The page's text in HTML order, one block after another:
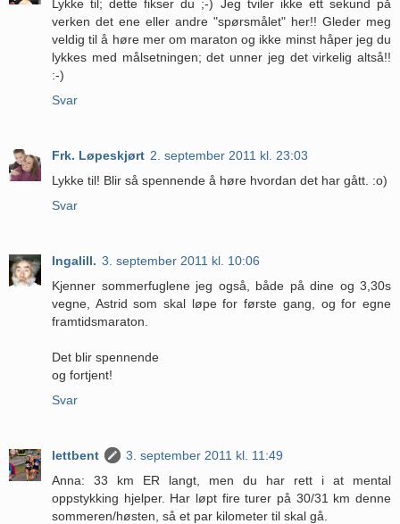
Lykke til; dette fikser du ;-) Jeg tviler ikke ett sekund på
verken det ene eller andre "spørsmålet" her!! Gleder meg
veldig til å høre mer om maraton og ikke minst håper jeg du
lykkes med målsetningen; det unner jeg det virkelig altså!!
:-)
Svar
Frk. Løpeskjørt 2. september 2011 kl. 23:03
Lykke til! Blir så spennende å høre hvordan det har gått. :o)
Svar
Ingalill. 3. september 2011 kl. 10:06
Kjenner sommerfuglene jeg også, både på dine og 3,30s
vegne, Astrid som skal løpe for første gang, og for egne
framtidsmaraton.
Det blir spennende
og fortjent!
Svar
lettbent
3. september 2011 kl. 11:49
Anna: 33 km ER langt, men du har rett i at mental
oppstykking hjelper. Har løpt fire turer på 30/31 km denne
sommeren/høsten, så et par kilometer til skal gå.